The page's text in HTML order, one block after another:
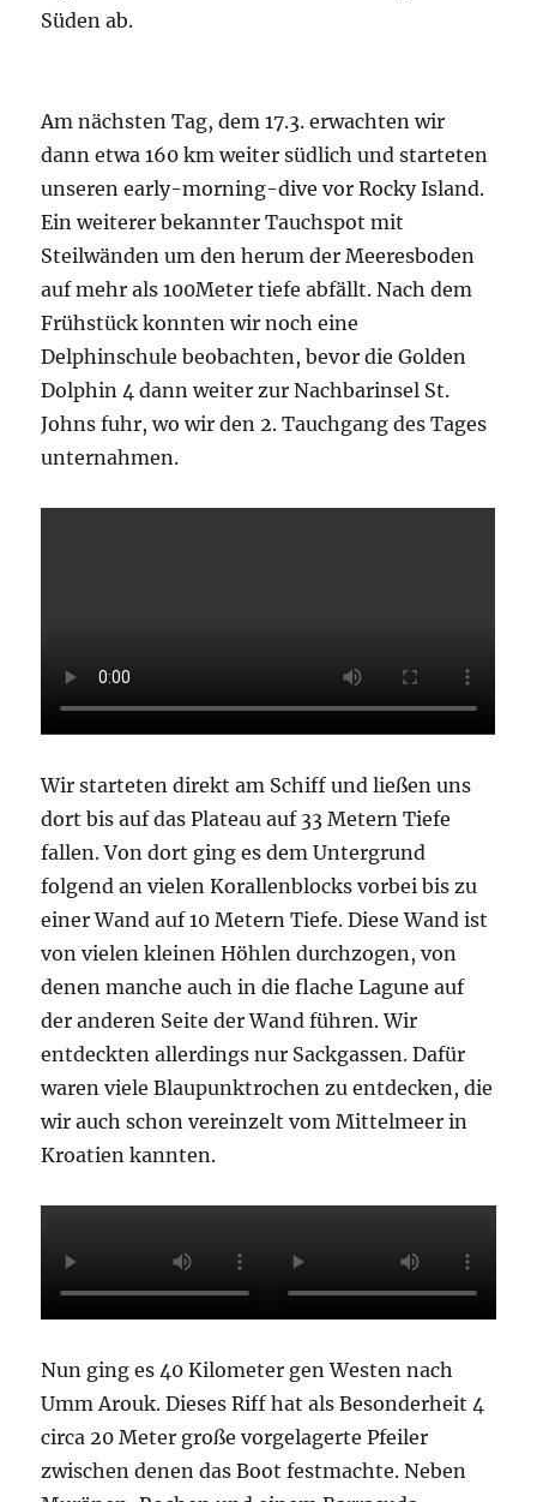
Süden ab.
Am nächsten Tag, dem 17.3. erwachten wir
dann etwa 160 km weiter südlich und starteten
unseren early-morning-dive vor Rocky Island.
Ein weiterer bekannter Tauchspot mit
Steilwänden um den herum der Meeresboden
auf mehr als 100Meter tiefe abfällt. Nach dem
Frühstück konnten wir noch eine
Delphinschule beobachten, bevor die Golden
Dolphin 4 dann weiter zur Nachbarinsel St.
Johns fuhr, wo wir den 2. Tauchgang des Tages
unternahmen.
Wir starteten direkt am Schiff und ließen uns
dort bis auf das Plateau auf 33 Metern Tiefe
fallen. Von dort ging es dem Untergrund
folgend an vielen Korallenblocks vorbei bis zu
einer Wand auf 10 Metern Tiefe. Diese Wand ist
von vielen kleinen Höhlen durchzogen, von
denen manche auch in die flache Lagune auf
der anderen Seite der Wand führen. Wir
entdeckten allerdings nur Sackgassen. Dafür
waren viele Blaupunktrochen zu entdecken, die
wir auch schon vereinzelt vom Mittelmeer in
Kroatien kannten.
Nun ging es 40 Kilometer gen Westen nach
Umm Arouk. Dieses Riff hat als Besonderheit 4
circa 20 Meter große vorgelagerte Pfeiler
zwischen denen das Boot festmachte. Neben